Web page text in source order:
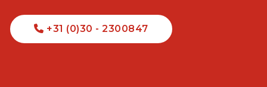
+31 (0)30 - 2300847